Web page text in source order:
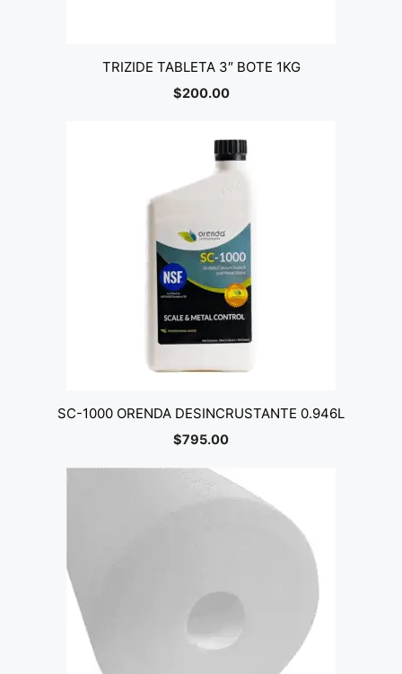
TRIZIDE TABLETA 3″ BOTE 1KG
$200.00
SC-1000 ORENDA DESINCRUSTANTE 0.946L
$795.00